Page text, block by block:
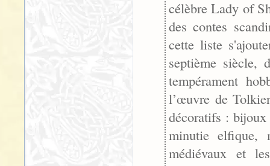
célèbre Lady of
des contes
cette liste
septième siècle,
tempérament
l’œuvre de
décoratifs :
minutie elfique,
médiévaux et